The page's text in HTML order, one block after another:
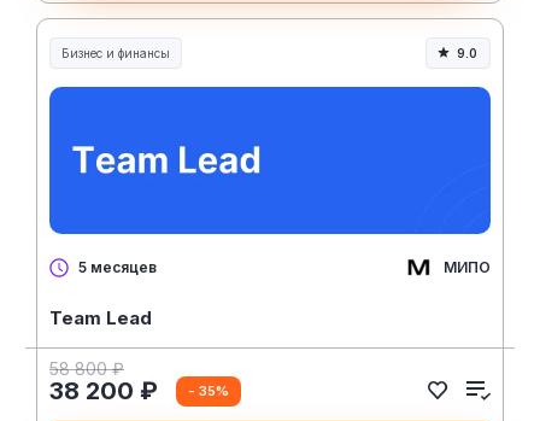
Бизнес и финансы 9.0
5 месяцев МИПО
Team Lead
58 800 ₽
38 200 ₽ - 35%